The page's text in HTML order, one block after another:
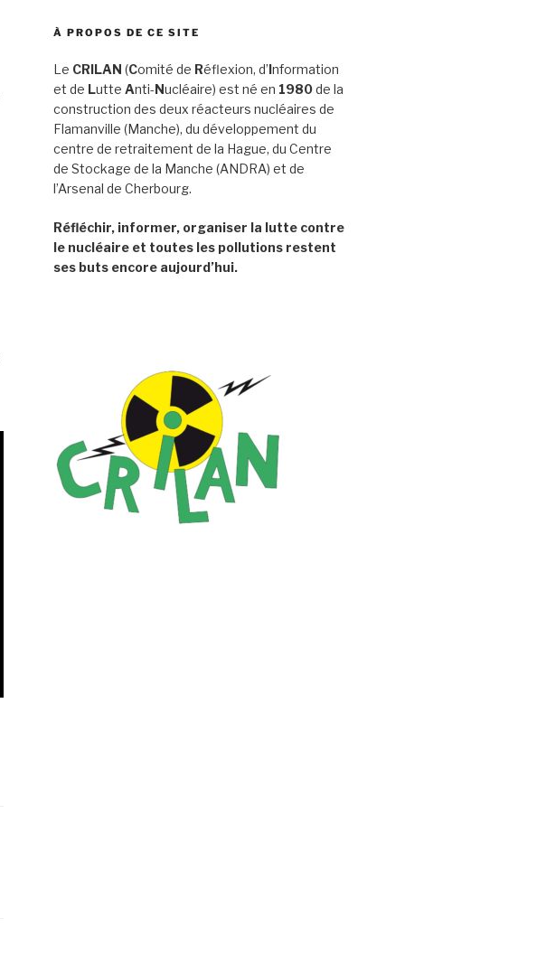
À PROPOS DE CE SITE
Le CRILAN (Comité de Réflexion, d’Information
et de Lutte Anti-Nucléaire) est né en 1980de la
construction des deux réacteurs nucléaires de
Flamanville (Manche), du développement du
centre de retraitement de la Hague, du Centre
de Stockage de la Manche (ANDRA) et de
l’Arsenal de Cherbourg.
Réfléchir, informer, organiser la lutte contre
le nucléaire et toutes les pollutions restent
ses buts encore aujourd’hui.